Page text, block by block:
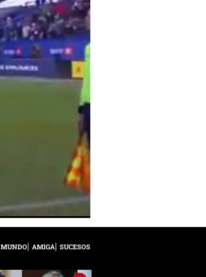
MUNDO AMIGA SUCESOS